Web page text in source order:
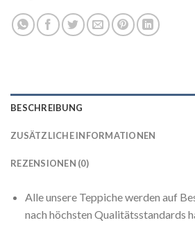
BESCHREIBUNG
ZUSÄTZLICHE INFORMATIONEN
REZENSIONEN (0)
Alle unsere Teppiche werden auf
nach höchsten Qualitätsstandards